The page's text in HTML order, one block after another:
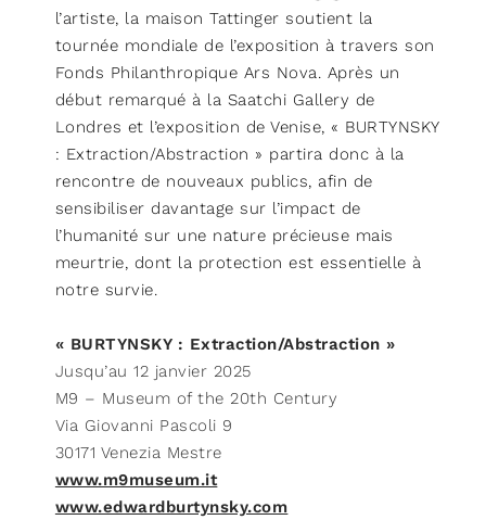
l’artiste, la maison Tattinger soutient la
tournée mondiale de l’exposition à travers son
Fonds Philanthropique Ars Nova. Après un
début remarqué à la Saatchi Gallery de
Londres et l’exposition de Venise, « BURTYNSKY
: Extraction/Abstraction » partira donc à la
rencontre de nouveaux publics, afin de
sensibiliser davantage sur l’impact de
l’humanité sur une nature précieuse mais
meurtrie, dont la protection est essentielle à
notre survie.
« BURTYNSKY : Extraction/Abstraction »
Jusqu’au 12 janvier 2025
M9 – Museum of the 20th Century
Via Giovanni Pascoli 9
30171 Venezia Mestre
www.m9museum.it
www.edwardburtynsky.com